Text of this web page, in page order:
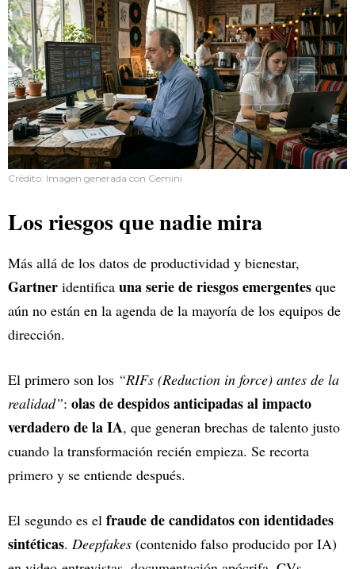
Crédito: Imagen generada con Gemini
Los riesgos que nadie mira
Más allá de los datos de productividad y bienestar,
Gartner identifica una serie de riesgos emergentes que
aún no están en la agenda de la mayoría de los equipos de
dirección.
El primero son los “RIFs (Reduction in force) antes de la
realidad”: olas de despidos anticipadas al impacto
verdadero de la IA, que generan brechas de talento justo
cuando la transformación recién empieza. Se recorta
primero y se entiende después.
El segundo es el fraude de candidatos con identidades
sintéticas. Deepfakes (contenido falso producido por IA)